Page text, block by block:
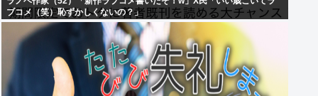
ブコメ（笑）恥ずかしくないの？」